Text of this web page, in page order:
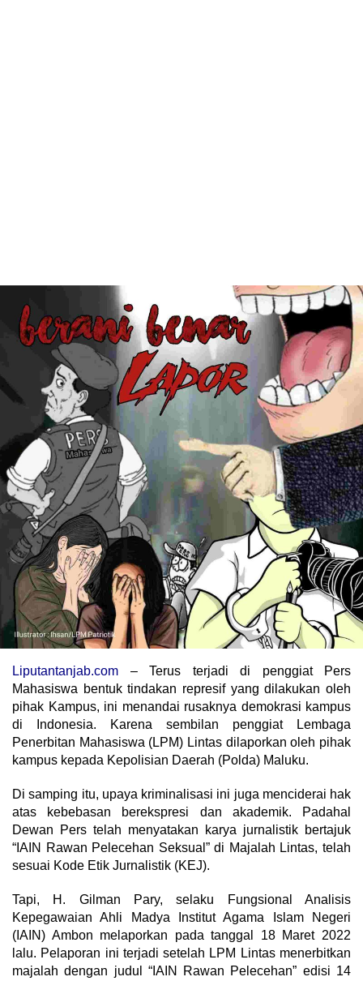
Liputantanjab.com – Terus terjadi di penggiat Pers
Mahasiswa bentuk tindakan represif yang dilakukan oleh
pihak Kampus, ini menandai rusaknya demokrasi kampus
di Indonesia. Karena sembilan penggiat Lembaga
Penerbitan Mahasiswa (LPM) Lintas dilaporkan oleh pihak
kampus kepada Kepolisian Daerah (Polda) Maluku.
Di samping itu, upaya kriminalisasi ini juga menciderai hak
atas kebebasan berekspresi dan akademik. Padahal
Dewan Pers telah menyatakan karya jurnalistik bertajuk
“IAIN Rawan Pelecehan Seksual” di Majalah Lintas, telah
sesuai Kode Etik Jurnalistik (KEJ).
Tapi, H. Gilman Pary, selaku Fungsional Analisis
Kepegawaian Ahli Madya Institut Agama Islam Negeri
(IAIN) Ambon melaporkan pada tanggal 18 Maret 2022
lalu. Pelaporan ini terjadi setelah LPM Lintas menerbitkan
majalah dengan judul “IAIN Rawan Pelecehan” edisi 14